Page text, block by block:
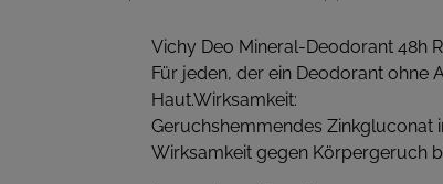
Vichy Deo Mineral-Deodorant 48h
Für jeden, der ein Deodorant
Haut.Wirksamkeit:
Geruchshemmendes Zinkgluconat
Wirksamkeit gegen Körpergeruch